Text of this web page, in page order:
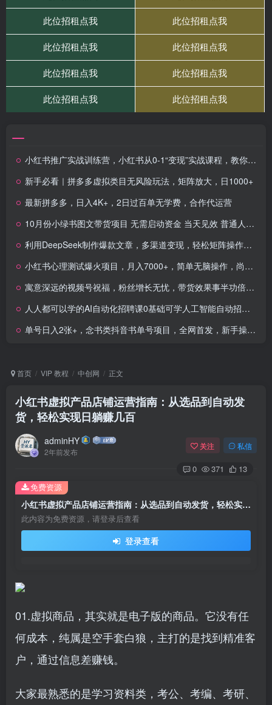
小红书推广实战训练营，小红书从0-1“变现”实战课程，教你月入过W
新手必看｜拼多多虚拟类目无风险玩法，矩阵放大，日1000+
最新拼多多，日入4K+，2日过百单无学费，合作代运营
10月份小绿书图文带货项目 无需启动资金 当天见效 普通人一天轻松搞几百块
利用DeepSeek制作爆款文章，多渠道变现，轻松矩阵操作，轻松日入1000+
小红书心理测试爆火项目，月入7000+，简单无脑操作，尚未饱和，依旧可入局
寓意深远的视频号祝福，粉丝增长无忧，带货效果事半功倍，日入多张
人人都可以学的AI自动化招聘课0基础可学人工智能自动招聘解放HR
单号日入2张+，念书类抖音书单号项目，全网首发，新手操作性强
首页 VIP 教程 中创网 正文
小红书虚拟产品店铺运营指南：从选品到自动发
货，轻松实现日躺赚几百
adminHY
2年前发布
关注 私信
0 371 13
小红书虚拟产品店铺运营指南：从选品到自动发货，轻松实现日躺赚几百
此内容为免费资源，请登录后查看
登录查看
免费资源
01.虚拟商品，其实就是电子版的商品。它没有任
何成本，纯属是空手套白狼，主打的是找到精准客
户，通过信息差赚钱。
大家最熟悉的是学习资料类，考公、考编、考研、